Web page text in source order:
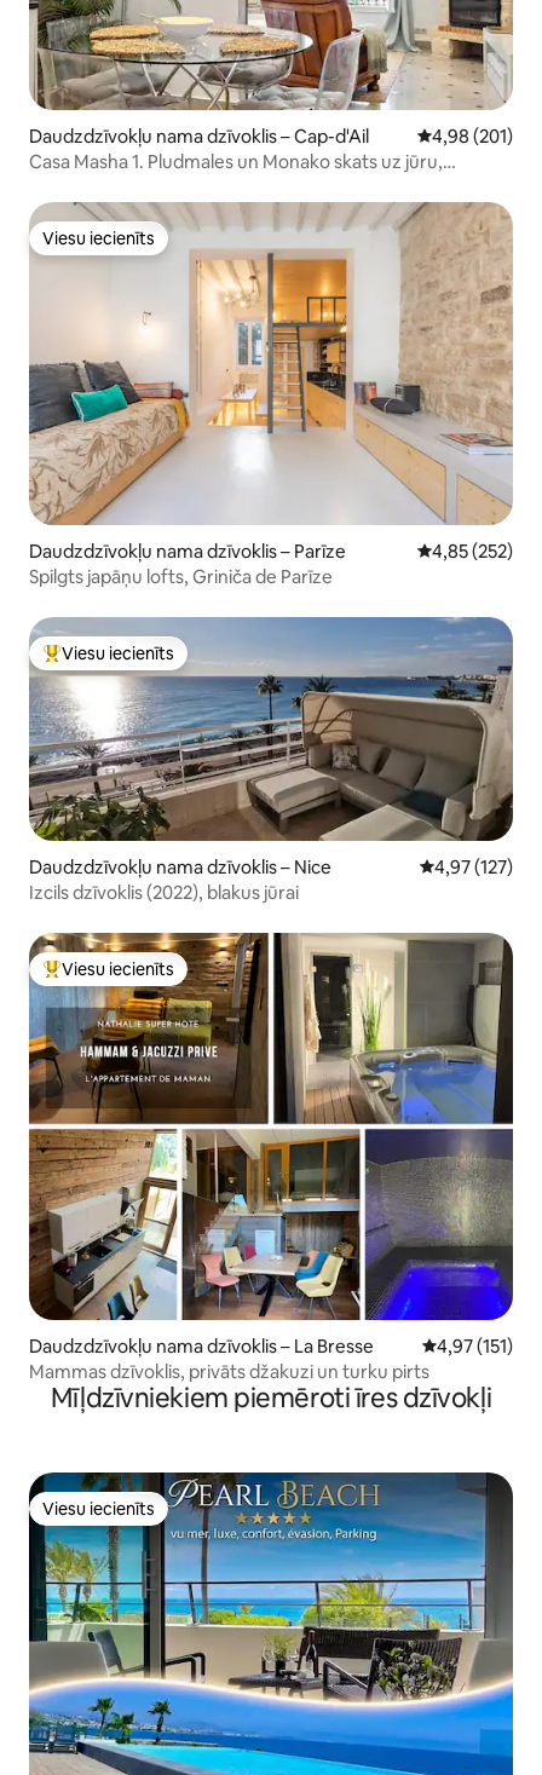
Daudzdzīvokļu nama dzīvoklis – Cap-d'Ail Vidējais
4,98 (201)
Casa Masha 1. Pludmales un Monako skats uz jūru,
Viesu iecienīts
Viesu iecienīts
Daudzdzīvokļu nama dzīvoklis – Parīze Vidējais
4,85 (252)
Spilgts japāņu lofts, Griniča de Parīze
Populārs viesu iecienīts mājoklis
Viesu iecienīts
Daudzdzīvokļu nama dzīvoklis – Nice Vidējais
4,97 (127)
Izcils dzīvoklis (2022), blakus jūrai
Populārs viesu iecienīts mājoklis
Viesu iecienīts
Daudzdzīvokļu nama dzīvoklis – La Bresse Vidējais
4,97 (151)
Mammas dzīvoklis, privāts džakuzi un turku pirts
Mīļdzīvniekiem piemēroti īres dzīvokļi
Viesu iecienīts
Viesu iecienīts